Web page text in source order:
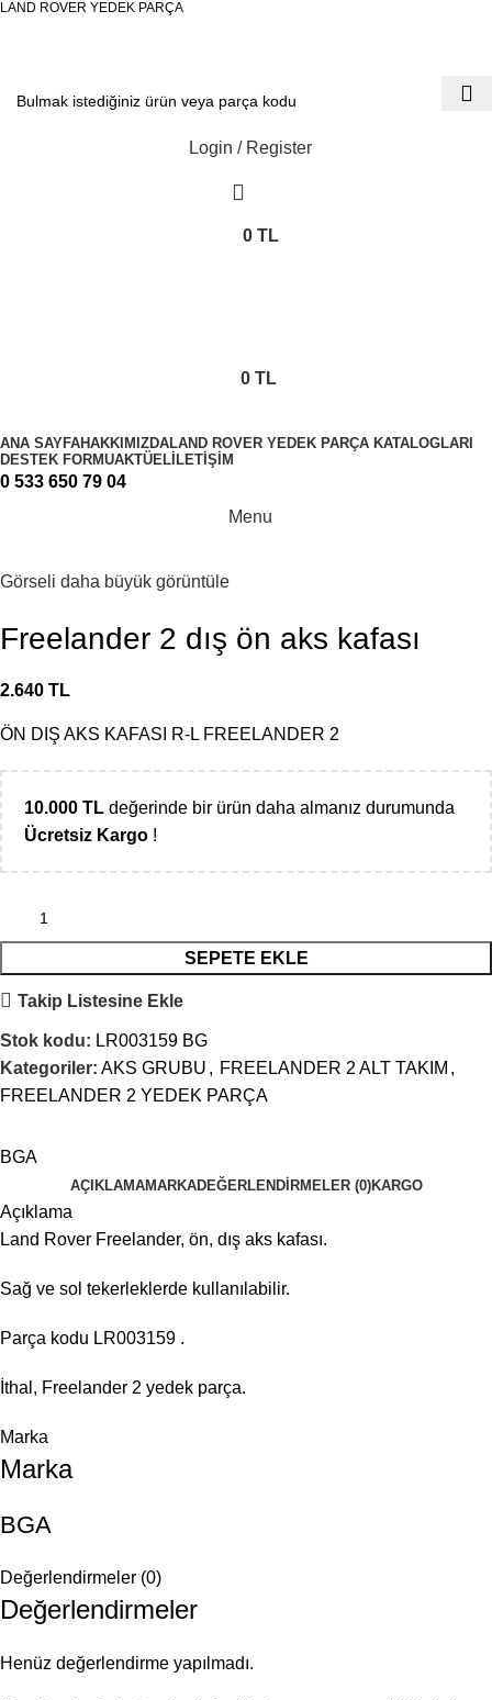
LAND ROVER YEDEK PARÇA
Login / Register
0 TL
0 TL
ANA SAYFAHAKKIMIZDALAND ROVER YEDEK PARÇA KATALOGLARI
DESTEK FORMUAKTÜEL İLETIŞIM
0 533 650 79 04
Menu
Görseli daha büyük görüntüle
Freelander 2 dış ön aks kafası
2.640 TL
ÖN DIŞ AKS KAFASI R-L FREELANDER 2
10.000 TL değerinde bir ürün daha almanız durumunda
Ücretsiz Kargo !
SEPETE EKLE
Takip Listesine Ekle
Stok kodu: LR003159 BG
Kategoriler: AKS GRUBU , FREELANDER 2 ALT TAKIM ,
FREELANDER 2 YEDEK PARÇA
BGA
AÇIKLAMAMARKADEĞERLENDIRMELER (0)KARGO
Açıklama
Land Rover Freelander, ön, dış aks kafası.
Sağ ve sol tekerleklerde kullanılabilir.
Parça kodu LR003159 .
İthal, Freelander 2 yedek parça.
Marka
Marka
BGA
Değerlendirmeler (0)
Değerlendirmeler
Henüz değerlendirme yapılmadı.